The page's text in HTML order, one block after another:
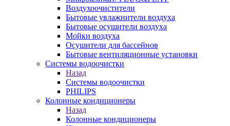
Воздухоочистители
Бытовые увлажнители воздуха
Бытовые осушители воздуха
Мойки воздуха
Осушители для бассейнов
Бытовые вентиляционные установки
Системы водоочистки
Назад
Системы водоочистки
PHILIPS
Колонные кондиционеры
Назад
Колонные кондиционеры